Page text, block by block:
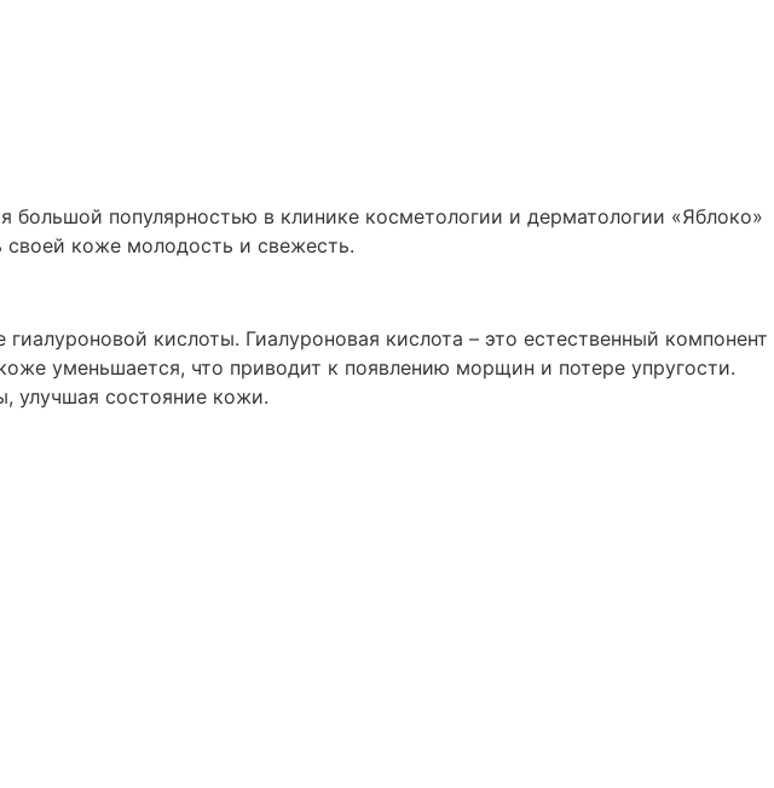
популярностью в клинике косметологии и дерматологии «Яблоко»
своей коже молодость и свежесть.
кислоты. Гиалуроновая кислота – это естественный компонент
уменьшается, что приводит к появлению морщин и потере упругости.
улучшая состояние кожи.